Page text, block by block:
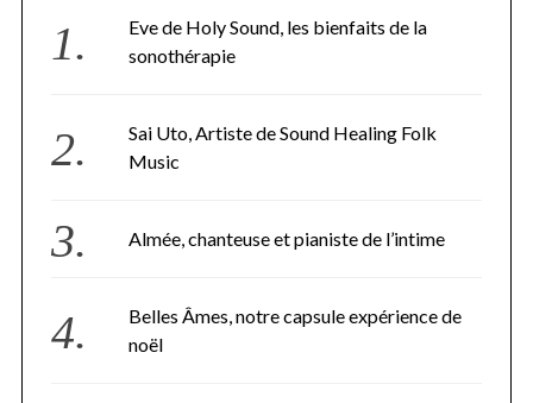
Eve de Holy Sound, les bienfaits de la
sonothérapie
Sai Uto, Artiste de Sound Healing Folk
Music
Almée, chanteuse et pianiste de l’intime
Belles Âmes, notre capsule expérience de
noël